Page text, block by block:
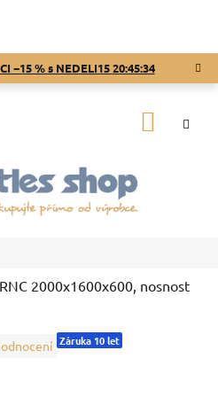
−15 % s NEDELI1520:45:33
2000x1600x600, nosnost
Záruka 10 let